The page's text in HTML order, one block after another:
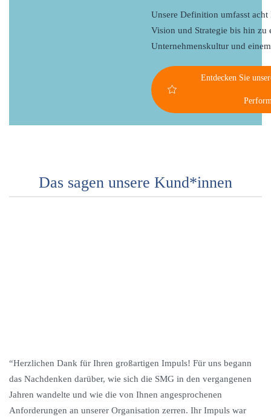
Unsere Definition umfasst
Vision und Strategie bis hin zu
Unternehmenskultur und
Entdecken Sie
Das sagen unsere Kund*innen
touristischen Entwicklung eine ganz besondere Bedeutung zu. Auf
der Grundlage von moderierten Workshops mit allen Stakeholdern
konnte ein fundiertes Entwicklungskonzept und ein
Organisationsmodell für die Region entwickelt werden. Für die